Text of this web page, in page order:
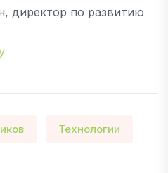
директор по развитию
Технологии